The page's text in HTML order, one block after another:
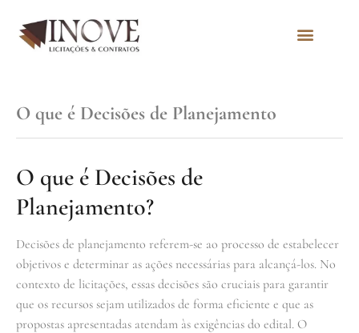
O que é Decisões de Planejamento
O que é Decisões de
Planejamento?
Decisões de planejamento referem-se ao processo de estabelecer
objetivos e determinar as ações necessárias para alcançá-los. No
contexto de licitações, essas decisões são cruciais para garantir
que os recursos sejam utilizados de forma eficiente e que as
propostas apresentadas atendam às exigências do edital. O